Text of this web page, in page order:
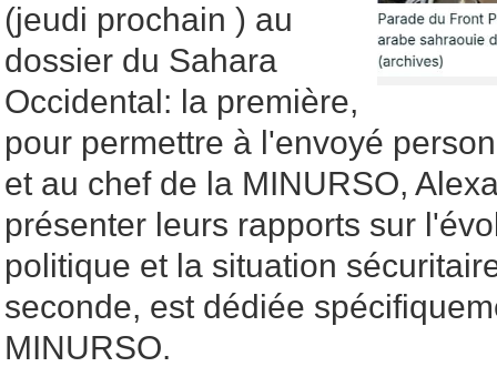
(jeudi prochain ) au
dossier du Sahara
Occidental: la première,
pour permettre à l'envoyé
et au chef de la MINURSO,
présenter leurs rapports sur
politique et la situation
seconde, est dédiée
MINURSO.